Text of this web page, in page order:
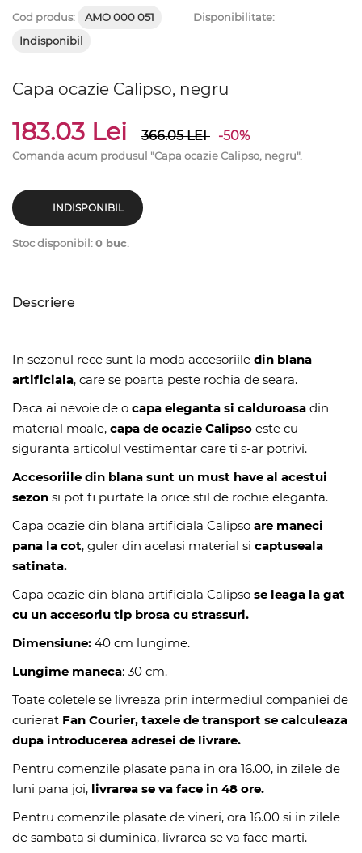
Cod produs: AMO 000 051
Disponibilitate:
Indisponibil
Capa ocazie Calipso, negru
183.03 Lei 366.05LEI -50%
Comanda acum produsul "Capa ocazie Calipso, negru".
INDISPONIBIL
Stoc disponibil:0 buc.
Descriere
In sezonul rece sunt la moda accesoriile din blana
artificiala, care se poarta peste rochia de seara.
Daca ai nevoie de o capa eleganta si calduroasa din
material moale, capa de ocazie Calipso este cu
siguranta articolul vestimentar care ti s-ar potrivi.
Accesoriile din blana sunt un must have al acestui
sezon si pot fi purtate la orice stil de rochie eleganta.
Capa ocazie din blana artificiala Calipso are maneci
pana la cot, guler din acelasi material si captuseala
satinata.
Capa ocazie din blana artificiala Calipso se leaga la gat
cu un accesoriu tip brosa cu strassuri.
Dimensiune: 40 cm lungime.
Lungime maneca: 30 cm.
Toate coletele se livreaza prin intermediul companiei de
curierat Fan Courier, taxele de transport se calculeaza
dupa introducerea adresei de livrare.
Pentru comenzile plasate pana in ora 16.00, in zilele de
luni pana joi, livrarea se va face in 48 ore.
Pentru comenzile plasate de vineri, ora 16.00 si in zilele
de sambata si duminica, livrarea se va face marti.